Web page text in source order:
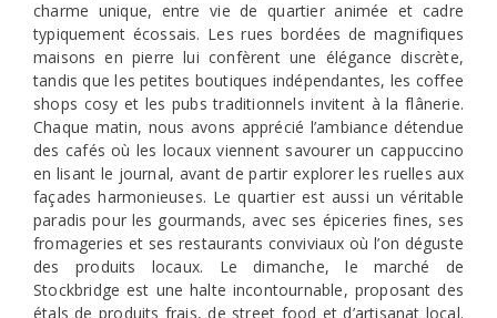
charme unique, entre vie de quartier animée et cadre
typiquement écossais. Les rues bordées de magnifiques
maisons en pierre lui confèrent une élégance discrète,
tandis que les petites boutiques indépendantes, les coffee
shops cosy et les pubs traditionnels invitent à la flânerie.
Chaque matin, nous avons apprécié l’ambiance détendue
des cafés où les locaux viennent savourer un cappuccino
en lisant le journal, avant de partir explorer les ruelles aux
façades harmonieuses. Le quartier est aussi un véritable
paradis pour les gourmands, avec ses épiceries fines, ses
fromageries et ses restaurants conviviaux où l’on déguste
des produits locaux. Le dimanche, le marché de
Stockbridge est une halte incontournable, proposant des
étals de produits frais, de street food et d’artisanat local.